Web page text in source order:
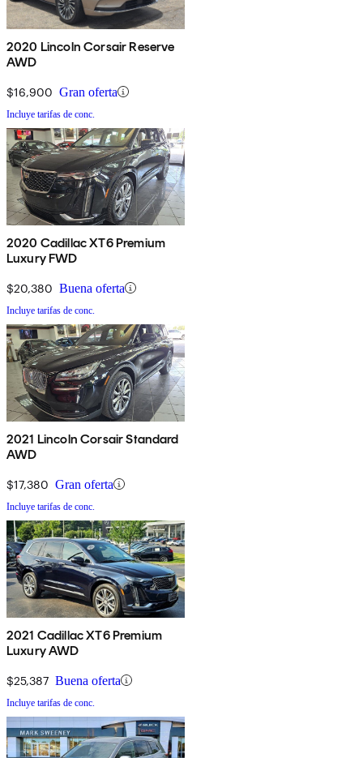
2020 Lincoln Corsair Reserve
AWD
$16,900 Gran oferta
Incluye tarifas de conc.
2020 Cadillac XT6 Premium
Luxury FWD
$20,380 Buena oferta
Incluye tarifas de conc.
2021 Lincoln Corsair Standard
AWD
$17,380 Gran oferta
Incluye tarifas de conc.
2021 Cadillac XT6 Premium
Luxury AWD
$25,387 Buena oferta
Incluye tarifas de conc.